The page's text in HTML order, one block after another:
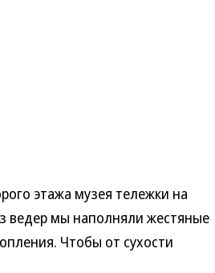
этажа музея тележки на
ведер мы наполняли жестяные
Чтобы от сухости